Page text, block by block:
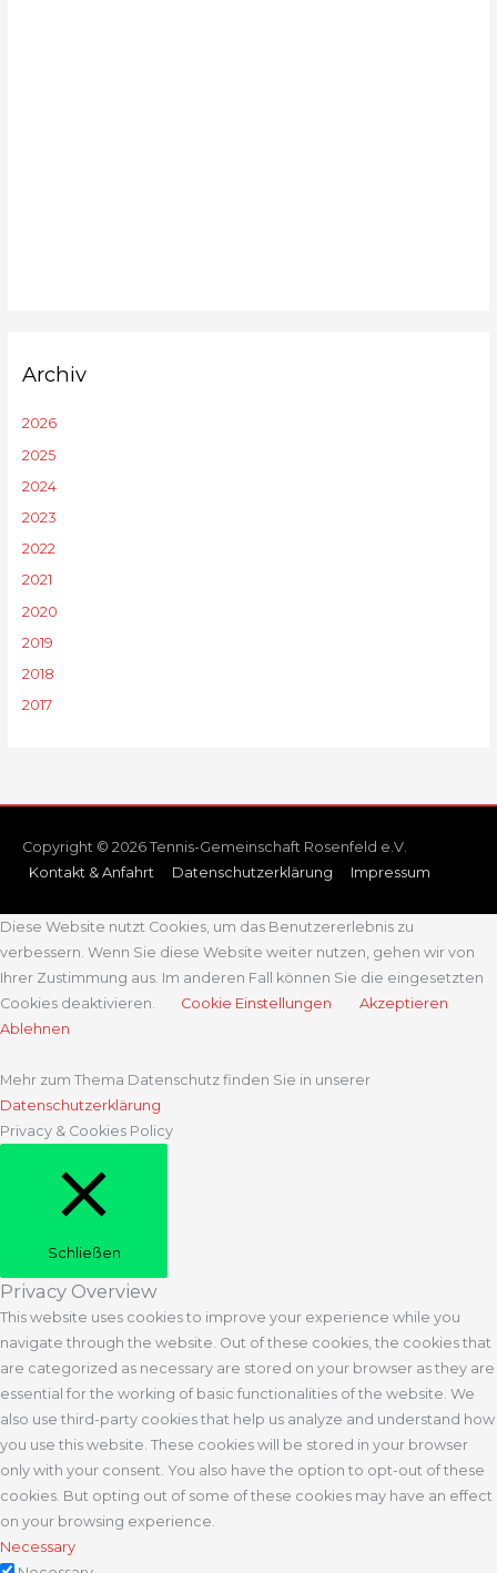
Archiv
2026
2025
2024
2023
2022
2021
2020
2019
2018
2017
Copyright © 2026 Tennis-Gemeinschaft Rosenfeld e.V.
Kontakt & Anfahrt
Datenschutzerklärung Impressum
Diese Website nutzt Cookies, um das Benutzererlebnis zu
verbessern. Wenn Sie diese Website weiter nutzen, gehen wir von
Ihrer Zustimmung aus. Im anderen Fall können Sie die eingesetzten
Cookies deaktivieren.
Cookie Einstellungen
Akzeptieren
Ablehnen
Mehr zum Thema Datenschutz finden Sie in unserer
Datenschutzerklärung
Privacy & Cookies Policy
Schließen
Privacy Overview
This website uses cookies to improve your experience while you
navigate through the website. Out of these cookies, the cookies that
are categorized as necessary are stored on your browser as they are
essential for the working of basic functionalities of the website. We
also use third-party cookies that help us analyze and understand how
you use this website. These cookies will be stored in your browser
only with your consent. You also have the option to opt-out of these
cookies. But opting out of some of these cookies may have an effect
on your browsing experience.
Necessary